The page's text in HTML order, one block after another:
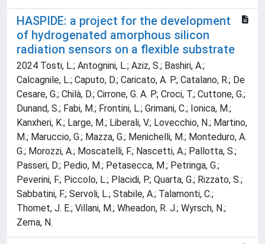
HASPIDE: a project for the development
of hydrogenated amorphous silicon
radiation sensors on a flexible substrate
2024 Tosti, L.; Antognini, L.; Aziz, S.; Bashiri, A.;
Calcagnile, L.; Caputo, D.; Caricato, A. P.; Catalano, R.; De
Cesare, G.; Chilà, D.; Cirrone, G. A. P.; Croci, T.; Cuttone, G.;
Dunand, S.; Fabi, M.; Frontini, L.; Grimani, C.; Ionica, M.;
Kanxheri, K.; Large, M.; Liberali, V.; Lovecchio, N.; Martino,
M.; Maruccio, G.; Mazza, G.; Menichelli, M.; Monteduro, A.
G.; Morozzi, A.; Moscatelli, F.; Nascetti, A.; Pallotta, S.;
Passeri, D.; Pedio, M.; Petasecca, M.; Petringa, G.;
Peverini, F.; Piccolo, L.; Placidi, P.; Quarta, G.; Rizzato, S.;
Sabbatini, F.; Servoli, L.; Stabile, A.; Talamonti, C.;
Thomet, J. E.; Villani, M.; Wheadon, R. J.; Wyrsch, N.;
Zema, N.